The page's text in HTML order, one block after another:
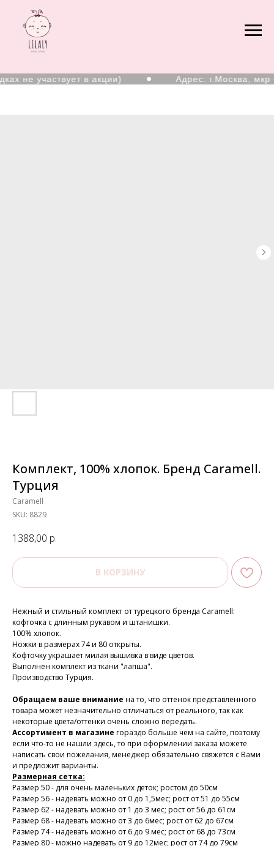
не участвует в акции) Адрес: г.Москва, мкр
Комплект, 100% хлопок. Бренд Caramell.
Турция
Caramell
SKU: 8829
1388,00 р.
В КОРЗИНУ
Нежный и стильный комплект от турецкого бренда Caramell:
кофточка с длинным рукавом и штанишки.
100% хлопок.
Ножки в размерах 74 и 80 открыты.
Кофточку украшает милая вышивка в виде цветов.
Выполнен комплект из ткани "лапша".
Производство Турция.
Обращаем ваше внимание на то, что оттенок представленного
товара может незначительно отличаться от реального, так как
некоторые цвета/оттенки очень сложно передать.
Ассортимент в магазине гораздо больше чем на сайте, поэтому
если что-то не нашли здесь, то при оформлении заказа можете
написать свои пожелания, менеджер обязательно свяжется с Вами
и предложит варианты.
Размерная сетка:
Размер 50 - для очень маленьких деток; ростом до 50см
Размер 56 - надевать можно от 0 до 1,5мес; рост от 51 до 55см
Размер 62 - надевать можно от 1 до 3 мес; рост от 56 до 61см
Размер 68 - надевать можно от 3 до 6мес; рост от 62 до 67см
Размер 74 - надевать можно от 6 до 9 мес; рост от 68 до 73см
Размер 80 - можно надевать от 9 до 12мес; рост от 74 до 79см